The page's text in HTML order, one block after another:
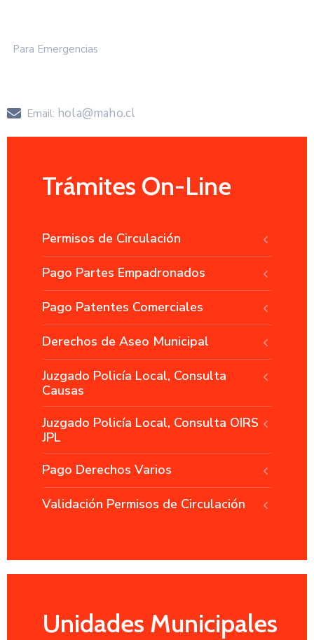
Para Emergencias
Email: hola@maho.cl
Trámites On-Line
Permisos de Circulación
Pago Partes Empadronados
Pago Patentes Comerciales
Derechos de Aseo Municipal
Juzgado Policía Local, Consulta
Causas
Juzgado Policía Local, Consulta OIRS
JPL
Pago Derechos Varios
Validación Permisos de Circulación
Unidades Municipales